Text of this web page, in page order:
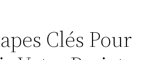
Clés Pour